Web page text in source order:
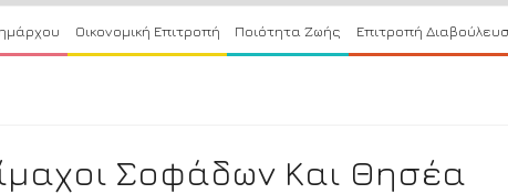
Οικονομική Επιτροπή Ποιότητα Ζωής Επιτροπή
Σοφάδων Και Θησέα